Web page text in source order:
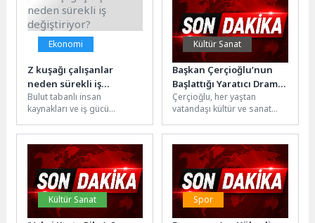
Ekonomi
Z kuşağı çalışanlar
neden sürekli iş
değiştiriyor?
Bulut tabanlı insan
kaynakları ve iş gücü
hazırladığı Kuşak Analiz
Raporu’na göre, X...
Kültür Sanat
Başkan Çerçioğlu’nun
Başlattığı Yaratıcı Drama
Atölyesi’nin Minik
Öğrencilerinden
Muhteşem Gösteri
Çerçioğlu, her yaştan
vatandaşı kültür ve sanat
devam ediyor.Aydın
Büyükşehir Belediye
Başkanı...
Kültür Sanat Spor